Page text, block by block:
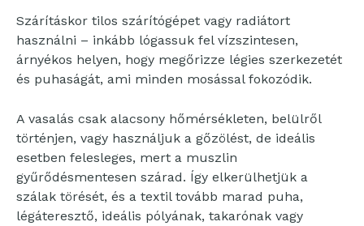
Szárításkor tilos szárítógépet vagy radiátort
használni – inkább lógassuk fel vízszintesen,
árnyékos helyen, hogy megőrizze légies szerkezetét
és puhaságát, ami minden mosással fokozódik.
A vasalás csak alacsony hőmérsékleten, belülről
történjen, vagy használjuk a gőzölést, de ideális
esetben felesleges, mert a muszlin
gyűrődésmentesen szárad. Így elkerülhetjük a
szálak törését, és a textil tovább marad puha,
légáteresztő, ideális pólyának, takarónak vagy